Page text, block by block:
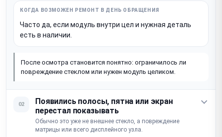
Часто да, если модуль внутри цел и нужная деталь
есть в наличии.
После осмотра становится понятно: ограничилось ли
повреждение стеклом или нужен модуль целиком.
02
Появились полосы, пятна или экран
перестал показывать
Обычно это уже не внешнее стекло, а повреждение
матрицы или всего дисплейного узла.